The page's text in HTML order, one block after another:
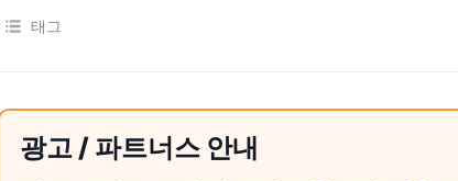
태그
광고 / 파트너스 안내